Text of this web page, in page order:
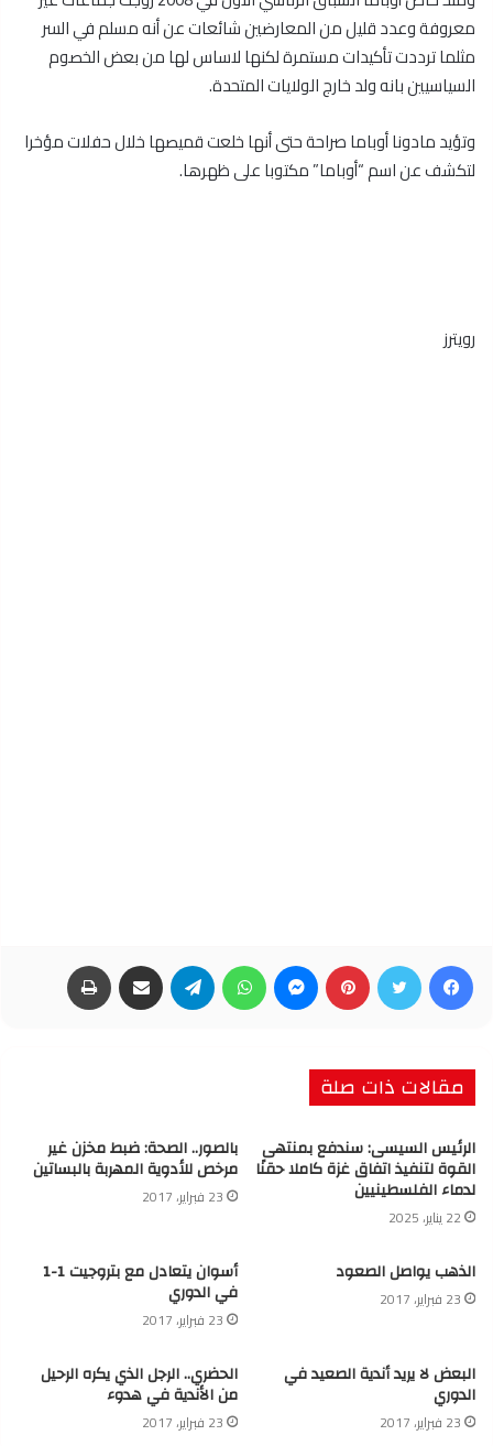
معروفة وعدد قليل من المعارضين شائعات عن أنه مسلم في السر
مثلما ترددت تأكيدات مستمرة لكنها لاساس لها من بعض الخصوم
السياسيين بانه ولد خارج الولايات المتحدة.
وتؤيد مادونا أوباما صراحة حتى أنها خلعت قميصها خلال حفلات مؤخرا
لتكشف عن اسم “أوباما” مكتوبا على ظهرها.
رويترز
فيسبوك تويتر بينتيريست ماسنجر واتساب تيلقرام مشاركة عبر البريد
مقالات ذات صلة
الرئيس السيسى: سندفع بمنتهى
القوة لتنفيذ اتفاق غزة كاملا حقنًا
لدماء الفلسطينيين
22 يناير، 2025
بالصور.. الصحة: ضبط مخزن غير
مرخص للأدوية المهربة بالبساتين
23 فبراير، 2017
الذهب يواصل الصعود
23 فبراير، 2017
أسوان يتعادل مع بتروجيت 1-1
في الدوري
23 فبراير، 2017
البعض لا يريد أندية الصعيد في
الدوري
23 فبراير، 2017
الحضري.. الرجل الذي يكره الرحيل
من الأندية في هدوء
23 فبراير، 2017